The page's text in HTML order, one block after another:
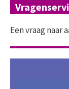
Een vraag naar